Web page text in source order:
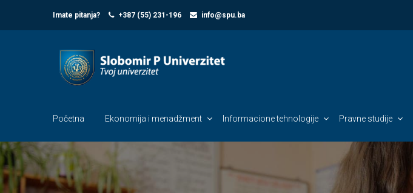
Imate pitanja? +387 (55) 231-196 info@spu.ba
Početna Ekonomija i menadžment Informacione tehnologije Pravne studije